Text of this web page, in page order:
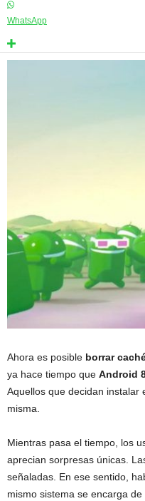
WhatsApp
Ahora es posible borrar
ya hace tiempo que Android
Aquellos que decidan instalar
misma.
Mientras pasa el tiempo, los
aprecian sorpresas únicas.
señaladas. En ese sentido,
mismo sistema se encarga de